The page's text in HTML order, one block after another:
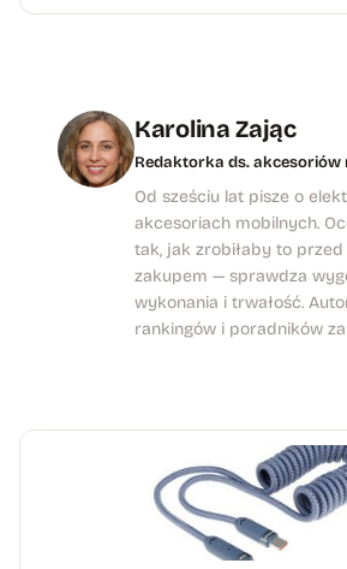
Karolina Zając
Redaktorka ds. akcesoriów
Od sześciu lat pisze o
akcesoriach mobilnych.
tak, jak zrobiłaby to przed
zakupem — sprawdza
wykonania i trwałość.
rankingów i poradników